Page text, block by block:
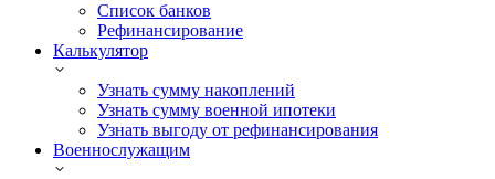
Список банков
Рефинансирование
Калькулятор
Узнать сумму накоплений
Узнать сумму военной ипотеки
Узнать выгоду от рефинансирования
Военнослужащим